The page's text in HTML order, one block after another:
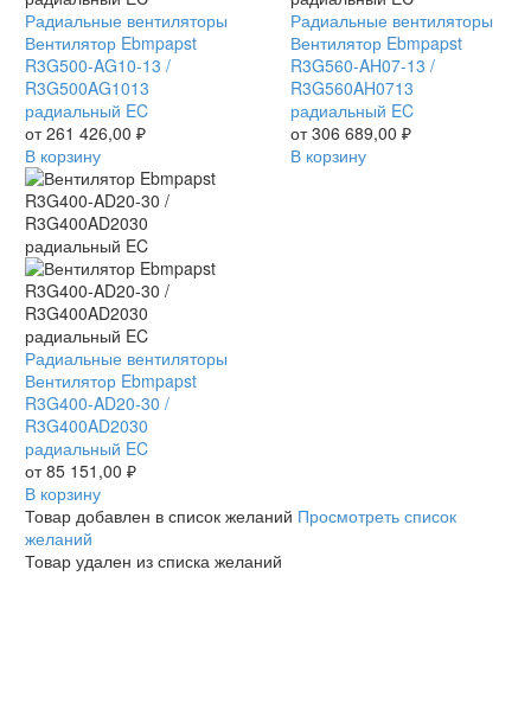
Вентилятор
Ebmpapst
R3G500-
AG10-
13
/
R3G500AG1013
радиальный
EC
Радиальные вентиляторы
Вентилятор Ebmpapst
R3G500-AG10-13 /
R3G500AG1013
радиальный EC
от261 426,00 ₽
В корзину
Вентилятор
Ebmpapst
R3G560-
AH07-
13
/
R3G560AH0713
Радиальные вентиляторы
Вентилятор Ebmpapst
R3G560-AH07-13 /
R3G560AH0713
радиальный EC
от306 689,00 ₽
В корзину
Вентилятор
Ebmpapst
R3G400-
AD20-
30
/
R3G400AD2030
радиальный
EC
Радиальные вентиляторы
Вентилятор Ebmpapst
R3G400-AD20-30 /
R3G400AD2030
радиальный EC
от85 151,00 ₽
В корзину
Товар добавлен в список желаний Просмотреть список
желаний
Товар удален из списка желаний